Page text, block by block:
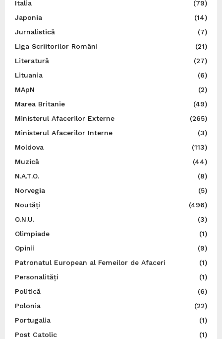
Italia
(79)
Japonia
(14)
Jurnalistică
(7)
Liga Scriitorilor Români
(21)
Literatură
(27)
Lituania
(6)
MApN
(2)
Marea Britanie
(49)
Ministerul Afacerilor Externe
(265)
Ministerul Afacerilor Interne
(3)
Moldova
(113)
Muzică
(44)
N.A.T.O.
(8)
Norvegia
(5)
Noutăți
(496)
O.N.U.
(3)
Olimpiade
(1)
Opinii
(9)
Patronatul European al Femeilor de Afaceri
(1)
Personalități
(1)
Politică
(6)
Polonia
(22)
Portugalia
(1)
Post Catolic
(1)